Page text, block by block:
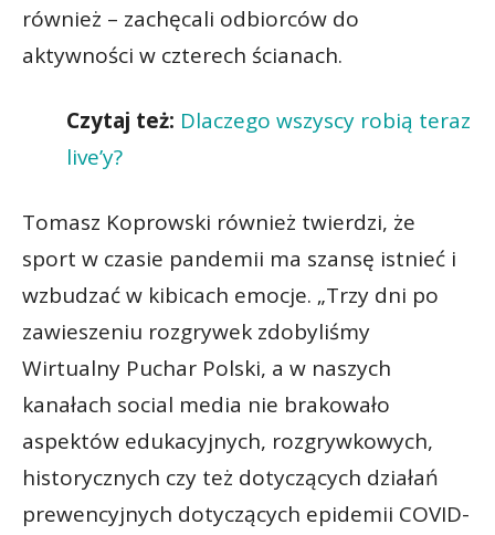
również – zachęcali odbiorców do
aktywności w czterech ścianach.
Czytaj też: Dlaczego wszyscy robią teraz
live’y?
Tomasz Koprowski również twierdzi, że
sport w czasie pandemii ma szansę istnieć i
wzbudzać w kibicach emocje. „Trzy dni po
zawieszeniu rozgrywek zdobyliśmy
Wirtualny Puchar Polski, a w naszych
kanałach social media nie brakowało
aspektów edukacyjnych, rozgrywkowych,
historycznych czy też dotyczących działań
prewencyjnych dotyczących epidemii COVID-